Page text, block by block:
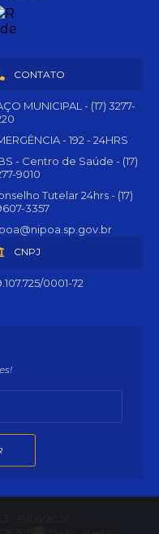
CONTATO
MUNICIPAL - (17) 3277-
- 192 - 24HRS
- Centro de Saúde - (17)
9010
Tutelar 24hrs - (17)
3357
CNPJ
0001-72